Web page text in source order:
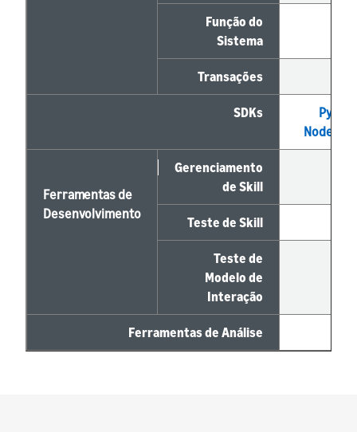
Função do
Sistema
Transações
SDKs
Node.js
Ferramentas de
Desenvolvimento
Gerenciamento
de Skill
Teste de Skill
Teste de
Modelo de
Interação
Ferramentas de Análise